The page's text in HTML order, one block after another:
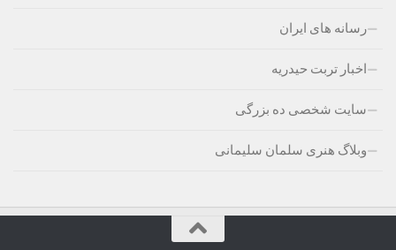
رسانه های ایران
اخبار تربت حیدریه
سایت شخصی ده بزرگی
وبلاگ هنری سلمان سلیمانی